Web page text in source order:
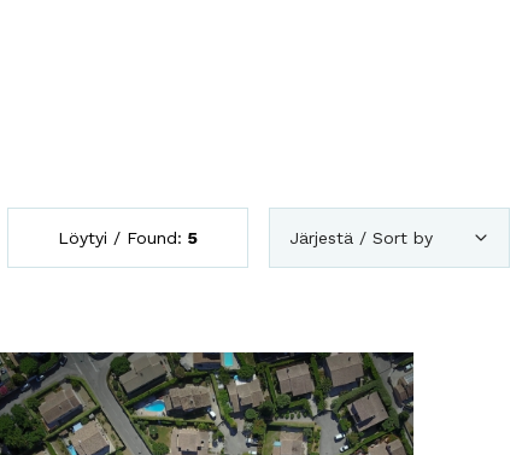
Löytyi / Found: 5 Järjestä / Sort by